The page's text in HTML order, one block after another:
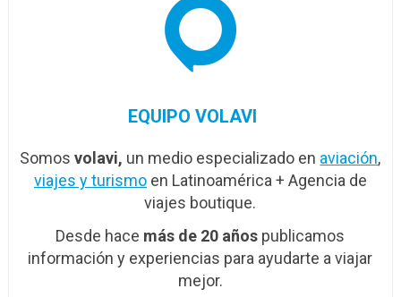
EQUIPO VOLAVI
Somosvolavi, un medio especializado en aviación,
viajes y turismoen Latinoamérica + Agencia de
viajes boutique.
Desde hace más de 20 años publicamos
información y experiencias para ayudarte a viajar
mejor.